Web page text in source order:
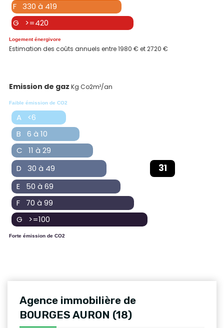
F 330 à 419
G >=420
Logement énergivore
Estimation des coûts annuels entre 1980 € et 2720 €
Emission de gaz Kg Co2m²/an
Faible émission de CO2
A <6
B 6 à 10
C 11 à 29
D 30 à 49
31
E 50 à 69
F 70 à 99
G >=100
Forte émission de CO2
Agence immobilière de
BOURGES AURON (18)